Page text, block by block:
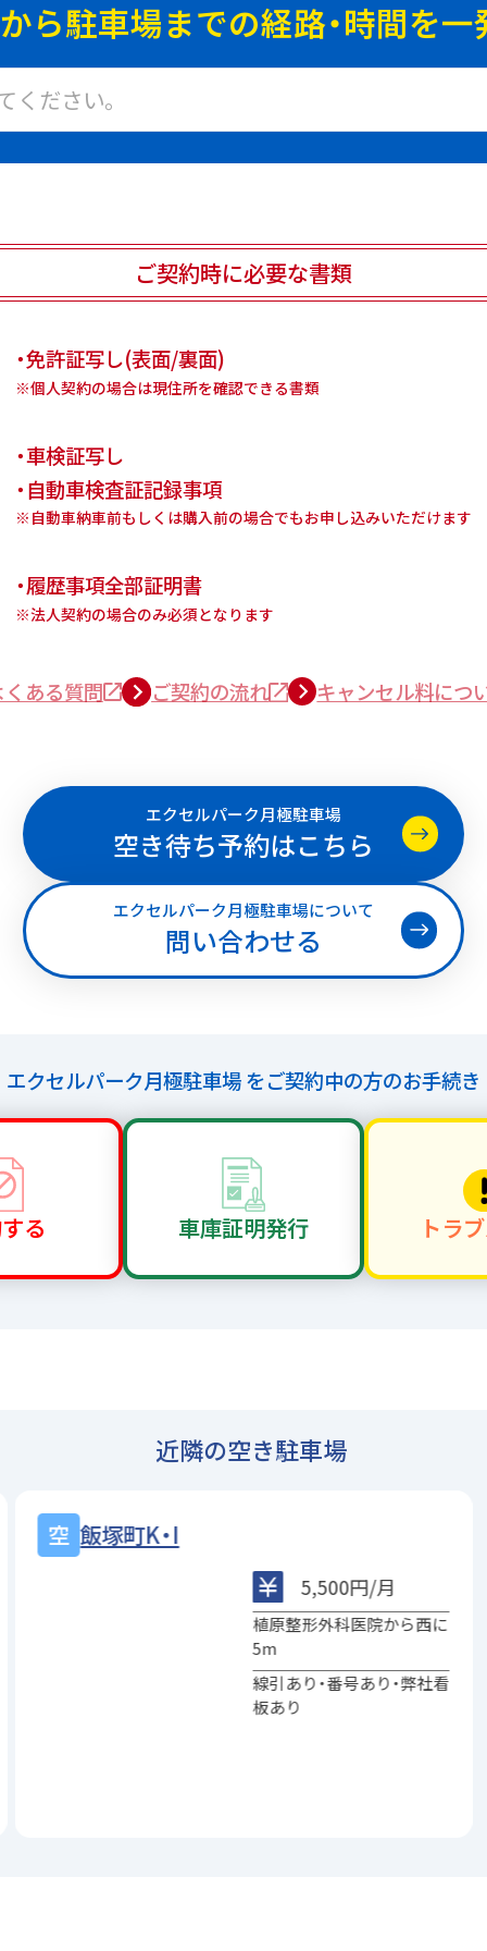
ら駐車場までの経路・時間を
ご契約時に必要な書類
・免許証写し(表面/裏面)
※個人契約の場合は現住所を確認できる書類
・車検証写し
・自動車検査証記録事項
※自動車納車前もしくは購入前の場合でもお申し込みいただけます
・履歴事項全部証明書
※法人契約の場合のみ必須となります
くある質問 ご契約の流れ キャンセル料につ
エクセルパーク月極駐車場
空き待ち予約はこちら
エクセルパーク月極駐車場について
問い合わせる
エクセルパーク月極駐車場 をご契約中の方のお手続き
る 車庫証明発行 トラ
近隣の空き駐車場
飯塚町K・I
5,500円/月
植原整形外科医院から西に
5m
線引あり・番号あり・弊社看
板あり